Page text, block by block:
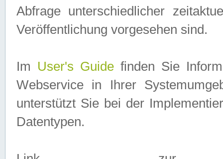
Abfrage unterschiedlicher
Veröffentlichung vorgesehen sind.
Im User's Guidefinden Sie
Webservice in Ihrer
unterstützt Sie bei der
Datentypen.